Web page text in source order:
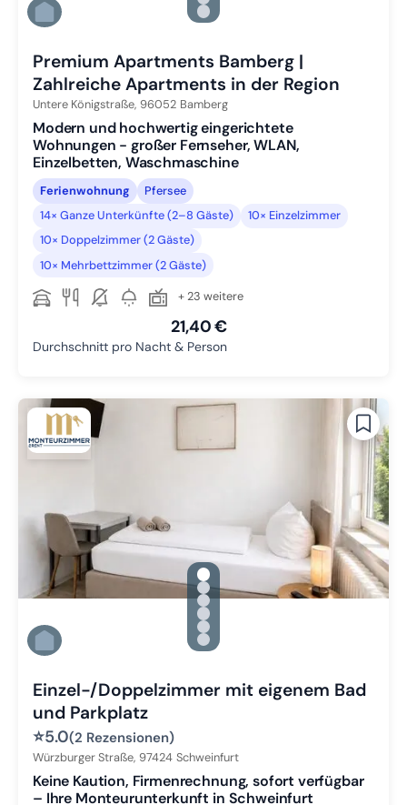
Zu Slide 5 wechseln
Zu Slide 6 wechseln
Premium Apartments Bamberg |
Zahlreiche Apartments in der Region
Untere Königstraße, 96052 Bamberg
Modern und hochwertig eingerichtete
Wohnungen - großer Fernseher, WLAN,
Einzelbetten, Waschmaschine
Ferienwohnung
Pfersee
14× Ganze Unterkünfte (2–8 Gäste)
10× Einzelzimmer
10× Doppelzimmer (2 Gäste)
10× Mehrbettzimmer (2 Gäste)
+ 23 weitere
21,40 €
Durchschnitt pro Nacht & Person
gallery.slide_selector
Zu Slide 1 wechseln
Zu Slide 2 wechseln
Zu Slide 3 wechseln
Zu Slide 4 wechseln
Zu Slide 5 wechseln
Zu Slide 6 wechseln
Einzel-/Doppelzimmer mit eigenem Bad
und Parkplatz
⭐5.0(2 Rezensionen)
Würzburger Straße, 97424 Schweinfurt
Keine Kaution, Firmenrechnung, sofort verfügbar
– Ihre Monteurunterkunft in Schweinfurt